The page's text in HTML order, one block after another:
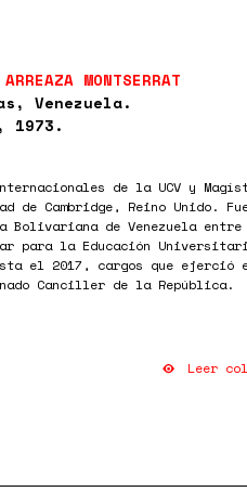
MONTSERRAT
Venezuela.
1973.
de la UCV y
de Cambridge, Reino Unido.
Bolivariana de Venezuela entre
para la Educación
el 2017, cargos que ejerció
Canciller de la República.
Leer